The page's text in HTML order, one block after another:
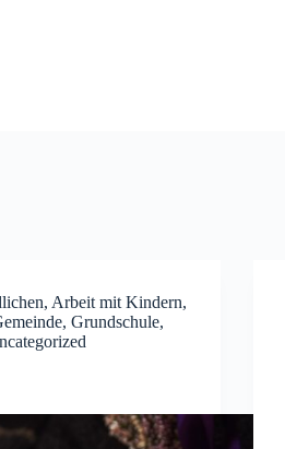
, Arbeit mit Kindern,
,Grundschule,